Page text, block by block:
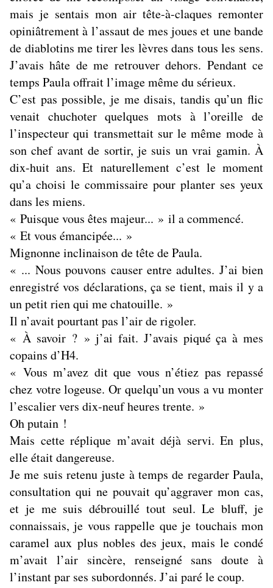
mais je sentais mon air tête-à-claques remonter
opiniâtrement à l’assaut de mes joues et une bande
de diablotins me tirer les lèvres dans tous les sens.
J’avais hâte de me retrouver dehors. Pendant ce
temps Paula offrait l’image même du sérieux.
C’est pas possible, je me disais, tandis qu’un flic
venait chuchoter quelques mots à l’oreille de
l’inspecteur qui transmettait sur le même mode à
son chef avant de sortir, je suis un vrai gamin. À
dix-huit ans. Et naturellement c’est le moment
qu’a choisi le commissaire pour planter ses yeux
dans les miens.
« Puisque vous êtes majeur... » il a commencé.
« Et vous émancipée... »
Mignonne inclinaison de tête de Paula.
« ... Nous pouvons causer entre adultes. J’ai bien
enregistré vos déclarations, ça se tient, mais il y a
un petit rien qui me chatouille. »
Il n’avait pourtant pas l’air de rigoler.
« À savoir ? » j’ai fait. J’avais piqué ça à mes
copains d’H4.
« Vous m’avez dit que vous n’étiez pas repassé
chez votre logeuse. Or quelqu’un vous a vu monter
l’escalier vers dix-neuf heures trente. »
Oh putain !
Mais cette réplique m’avait déjà servi. En plus,
elle était dangereuse.
Je me suis retenu juste à temps de regarder Paula,
consultation qui ne pouvait qu’aggraver mon cas,
et je me suis débrouillé tout seul. Le bluff, je
connaissais, je vous rappelle que je touchais mon
caramel aux plus nobles des jeux, mais le condé
m’avait l’air sincère, renseigné sans doute à
l’instant par ses subordonnés. J’ai paré le coup.